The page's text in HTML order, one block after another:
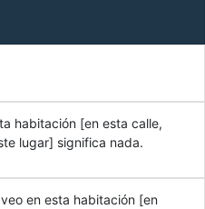
habitación [en esta calle,
lugar] significa nada.
en esta habitación [en